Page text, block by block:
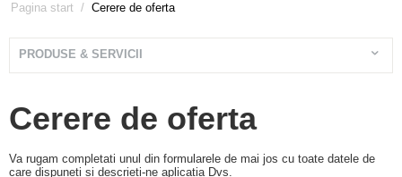
Pagina start / Cerere de oferta
PRODUSE & SERVICII
Cerere de oferta
Va rugam completati unul din formularele de mai jos cu toate datele de
care dispuneti si descrieti-ne aplicatia Dvs.